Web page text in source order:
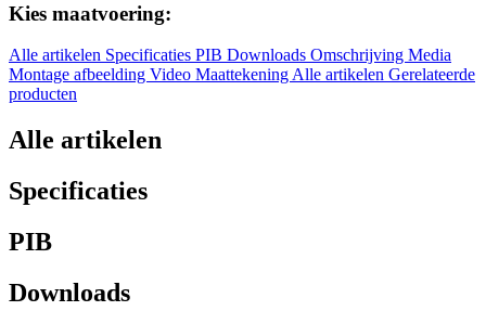
Kies maatvoering:
Alle artikelen Specificaties PIB Downloads Omschrijving Media
Montage afbeelding Video MaattekeningAlle artikelen Gerelateerde
producten
Alle artikelen
Specificaties
PIB
Downloads